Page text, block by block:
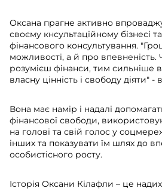
Оксана прагне активно
своєму кнсультаційному бізнесі
фінансового консультування.
можливості, а й про
розумієш фінанси, тим сильніше
власну цінність і свободу діяти"
Вона має намір і надалі
фінансової свободи,
на голові та свій голос у
інших та показувати їм шлях до
особистісного росту.
Історія Оксани Кілафли – це